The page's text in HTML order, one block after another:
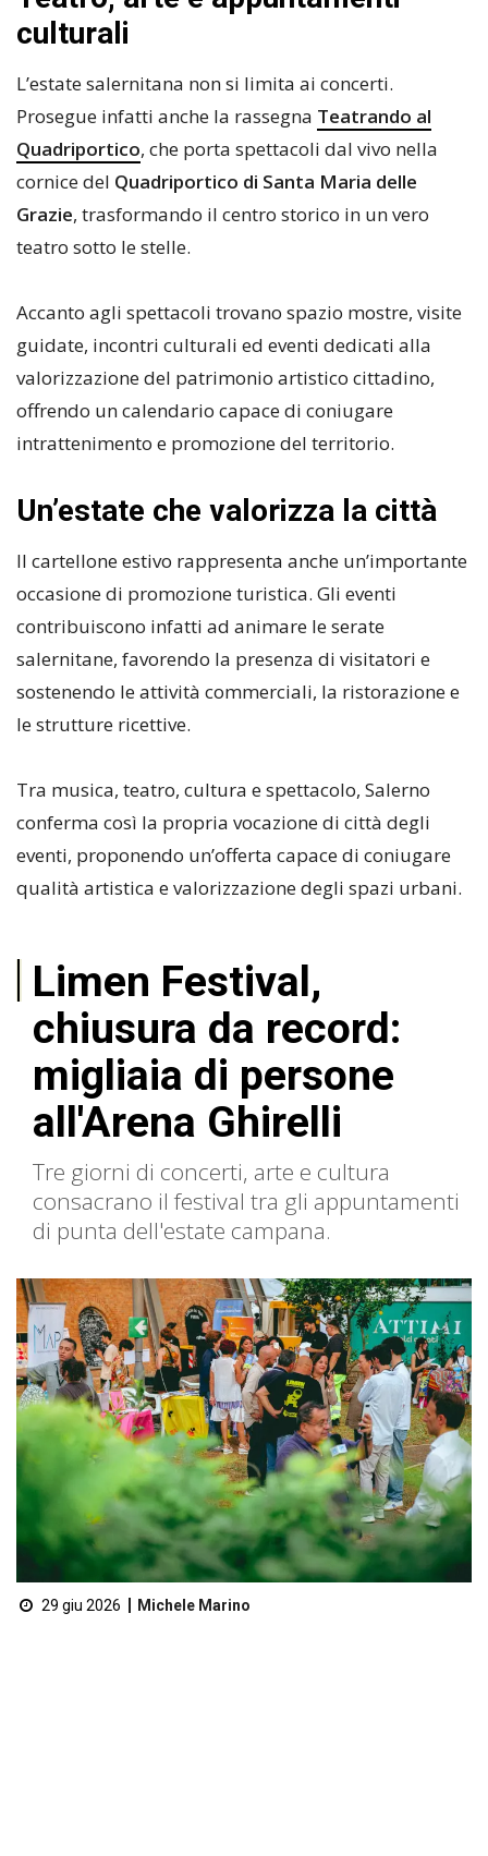
culturali
L’estate salernitana non si limita ai concerti.
Prosegue infatti anche la rassegna Teatrando al
Quadriportico, che porta spettacoli dal vivo nella
cornice del Quadriportico di Santa Maria delle
Grazie, trasformando il centro storico in un vero
teatro sotto le stelle.
Accanto agli spettacoli trovano spazio mostre, visite
guidate, incontri culturali ed eventi dedicati alla
valorizzazione del patrimonio artistico cittadino,
offrendo un calendario capace di coniugare
intrattenimento e promozione del territorio.
Un’estate che valorizza la città
Il cartellone estivo rappresenta anche un’importante
occasione di promozione turistica. Gli eventi
contribuiscono infatti ad animare le serate
salernitane, favorendo la presenza di visitatori e
sostenendo le attività commerciali, la ristorazione e
le strutture ricettive.
Tra musica, teatro, cultura e spettacolo, Salerno
conferma così la propria vocazione di città degli
eventi, proponendo un’offerta capace di coniugare
qualità artistica e valorizzazione degli spazi urbani.
Limen Festival,
chiusura da record:
migliaia di persone
all'Arena Ghirelli
Tre giorni di concerti, arte e cultura
consacrano il festival tra gli appuntamenti
di punta dell'estate campana.
29 giu 2026 Michele Marino